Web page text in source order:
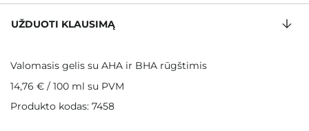
UŽDUOTI KLAUSIMĄ
Valomasis gelis su AHA ir BHA rūgštimis
14,76 € / 100 ml su PVM
Produkto kodas: 7458